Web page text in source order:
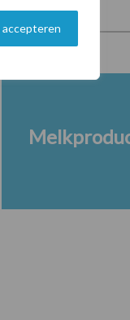
accepteren